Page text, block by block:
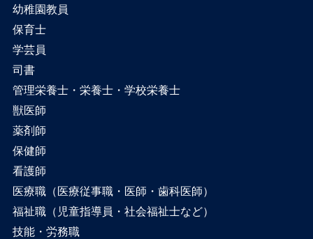
幼稚園教員
保育士
学芸員
司書
管理栄養士・栄養士・学校栄養士
獣医師
薬剤師
保健師
看護師
医療職（医療従事職・医師・歯科医師）
福祉職（児童指導員・社会福祉士など）
技能・労務職